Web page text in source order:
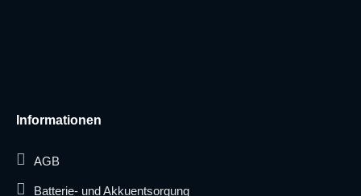
Informationen
AGB
Batterie- und Akkuentsorgung